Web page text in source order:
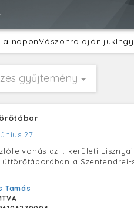
a naponVászonra ajánljuk
gyűjtemény
27.
az I. kerületi
a Szentendrei-
Tamás